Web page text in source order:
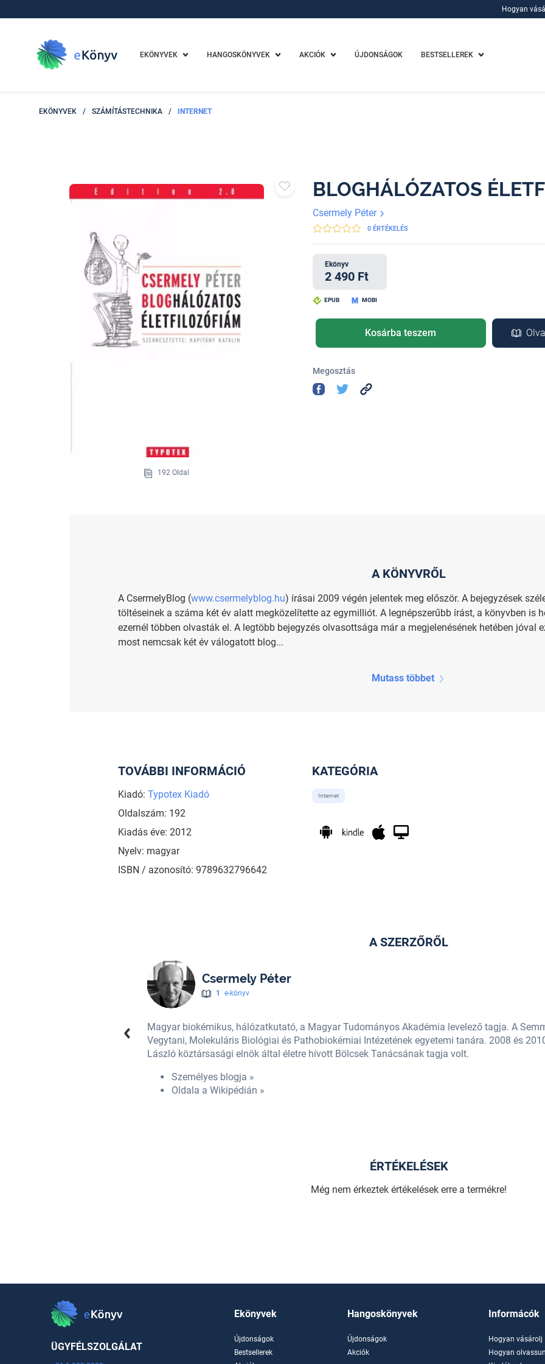
Hogyan
EKÖNYVEK HANGOSKÖNYVEK AKCIÓK ÚJDONSÁGOK BESTSELLEREK
EKÖNYVEK / SZÁMÍTÁSTECHNIKA / INTERNET
192 Oldal
BLOGHÁLÓZATOS
Csermely Péter
0 ÉRTÉKELÉS
Ekönyv
2 490 Ft
EPUB MOBI
Kosárba teszem
Megosztás
A KÖNYVRŐL
A Cser­mely­Blog (www.​csermelyblog.​hu) írá­sai 2009 végén je­len­tek meg elő­ször. A be­jegy­zé­sek
töl­té­se­i­nek a száma két év alatt meg­kö­ze­lí­tet­te az egy­mil­li­ót. A leg­nép­sze­rűbb írást, a könyv­ben is
ezer­nél töb­ben ol­vas­ták el. A leg­több be­jegy­zés ol­va­sott­sá­ga már a meg­je­le­né­sé­nek he­té­ben jóval
most nem­csak két év vá­lo­ga­tott blog­...
Mutass többet
TOVÁBBI INFORMÁCIÓ
Kiadó: Typotex Kiadó
Oldalszám: 192
Kiadás éve: 2012
Nyelv: magyar
ISBN / azonosító: 9789632796642
KATEGÓRIA
Internet
A SZERZŐRŐL
Csermely Péter
1 e-könyv
Magyar biokémikus, hálózatkutató, a Magyar Tudományos Akadémia levelező tagja. A
Vegytani, Molekuláris Biológiai és Pathobiokémiai Intézetének egyetemi tanára. 2008 és
László köztársasági elnök által életre hívott Bölcsek Tanácsának tagja volt.
Személyes blogja »
Oldala a Wikipédián »
ÉRTÉKELÉSEK
Még nem érkeztek értékelések erre a termékre!
ÜGYFÉLSZOLGÁLAT
Ekönyvek
Újdonságok
Bestsellerek
Hangoskönyvek
Újdonságok
Akciók
Informácók
Hogyan vásárolj
Hogyan